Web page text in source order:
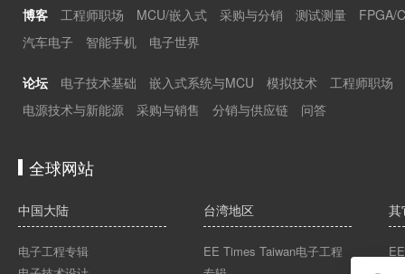
博客 工程师职场 MCU/嵌入式 采购与分销 测试测量
FPGA/
汽车电子
智能手机 电子世界
论坛 电子技术基础 嵌入式系统与MCU 模拟技术
工程师职场
电源技术与新能源
采购与销售 分销与供应链 问答
全球网站
中国大陆
电子工程专辑
台湾地区
EE Times Taiwan电子工程
其